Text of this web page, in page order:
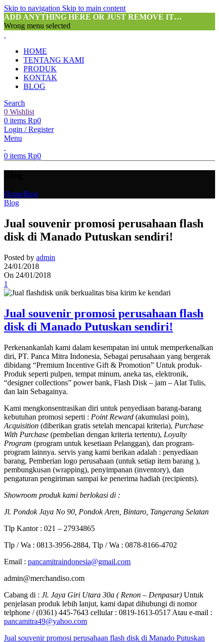
Skip to navigation Skip to main content
ADD ANYTHING HERE OR JUST REMOVE IT…
Wrong menu selected
HOME
TENTANG KAMI
PRODUK
KONTAK
BLOG
Search
0 Wishlist
0 items Rp0
Login / Register
Menu
0 items Rp0
HomeBlog
Blog
Jual souvenir promosi perusahaan flash
disk di Manado Putuskan sendiri!
Posted by admin
24/01/2018
On 24/01/2018
1
Jual souvenir promosi perusahaan flash
disk di Manado Putuskan sendiri!
Perkenankanlah kami dalam kesempatan ini untuk memperkenalkan
diri, PT. Panca Mitra Indonesia, Sebagai perusahaan yang bergerak
dibidang “Premium Incentive Gift & Promotion” Untuk produk-
Produk seperti pulpen, tempat minum, aneka tas, elektronik,
“designer collections” power bank, Flash Disk – jam – Alat Tulis,
dan lain Sebagainya.
Kami mengkonsentrasikan diri untuk penyediaan barang-barang
kebutuhan promosi seperti : Point Reward (akumulasi poin),
Acquisition (diberikan gratis setelah mencapai kriteria), Purchase
With Purchase (pembelian dengan kriteria tertentu), Loyalty
Program (program untuk kesetiaan Pelanggan), dan program-
program lainnya. servis yang kami berikan adalah : penyediaan
barang, Pemberian logo perusahaan (untuk setiap item barang ),
pembungkusan (wrapping), penyimpanan (inventory), dan
pengaturan pengiriman sampai ke penerima hadiah (recipients).
Showroom produk kami berlokasi di :
Jl. Pondok Jaya No 90, Pondok Aren, Bintaro, Tangerang Selatan
Tlp Kantor : 021 – 27934865
Tlp / Wa : 0813-3956-2884, Tlp / Wa : 0878-8166-4702
Email : pancamitraindonesia@gmail.com
admin@merchandiso.com
Cabang di : Jl. Jaya Giri Utara 30a ( Renon – Denpasar) Untuk
penjelasan produk lebih lanjut, kami dapat dihubungi di nomor
telphone / (0361) 445-7643 cellular : 0819-1613-0517 Atau e-mail :
pancamitra49@yahoo.com
Jual souvenir promosi perusahaan flash disk di Manado Putuskan